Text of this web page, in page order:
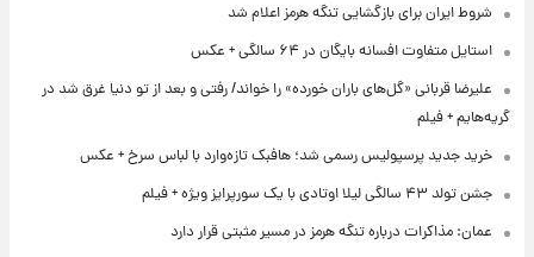
شروط ایران برای بازگشایی تنگه هرمز اعلام شد
استایل متفاوت افسانه بایگان در ۶۴ سالگی + عکس
علیرضا قربانی «گل‌های باران خورده» را خواند/ رفتی و بعد از تو دنیا غرق شد در
گریه‌هایم + فیلم
خرید جدید پرسپولیس رسمی شد؛ هافبک تازه‌وارد با لباس سرخ + عکس
جشن تولد ۴۳ سالگی لیلا اوتادی با یک سورپرایز ویژه + فیلم
عمان: مذاکرات درباره تنگه هرمز در مسیر مثبتی قرار دارد